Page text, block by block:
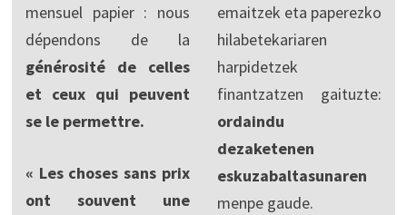
mensuel papier : nous
dépendons de la
générosité de celles
et ceux qui peuvent
se le permettre.
« Les choses sans prix
ont souvent une
emaitzek eta paperezko
hilabetekariaren
harpidetzek
finantzatzen gaituzte:
ordaindu
dezaketenen
eskuzabaltasunaren
menpe gaude.